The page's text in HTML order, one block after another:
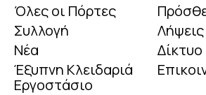
Όλες οι Πόρτες
Συλλογή
Νέα
Έξυπνη Κλειδαριά
Λήψεις
Εργοστάσιο